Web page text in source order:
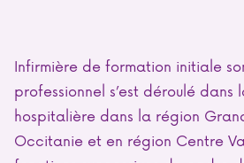
Infirmière de formation initiale
professionnel s’est déroulé
hospitalière dans la région
Occitanie et en région Centre